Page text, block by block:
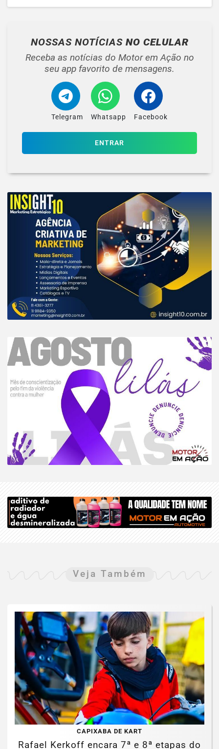
NOSSAS NOTÍCIAS NO CELULAR
Receba as notícias do Motor em Ação no
seu app favorito de mensagens.
Telegram Whatsapp Facebook
ENTRAR
Veja Também
CAPIXABA DE KART
Rafael Kerkoff encara 7ª e 8ª etapas do